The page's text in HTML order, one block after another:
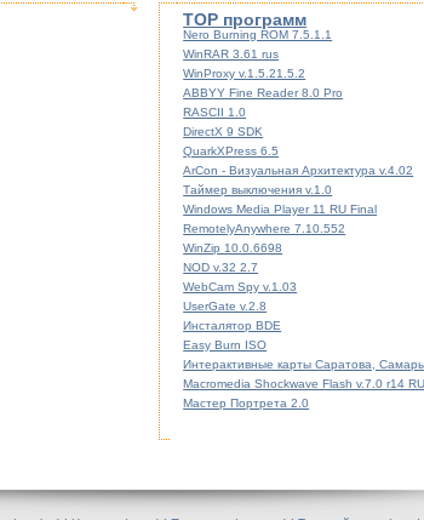
TOP программ
Nero Burning ROM 7.5.1.1
WinRAR 3.61 rus
WinProxy v.1.5.21.5.2
ABBYY Fine Reader 8.0 Pro
RASCII 1.0
DirectX 9 SDK
QuarkXPress 6.5
ArCon - Визуальная Архитектура v.4.02
Таймер выключения v.1.0
Windows Media Player 11 RU Final
RemotelyAnywhere 7.10.552
WinZip 10.0.6698
NOD v.32 2.7
WebCam Spy v.1.03
UserGate v.2.8
Инсталятор BDE
Easy Burn ISO
Интерактивные карты Саратова,
Macromedia Shockwave Flash v.7.0 r14
Мастер Портрета 2.0